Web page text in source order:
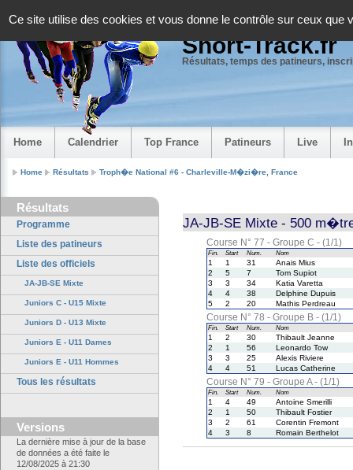
Ce site utilise des cookies et vous donne le contrôle sur ceux que
Short-Track.fr
Résultats, temps des patineurs,
Home Calendrier Top France Patineurs Live
Home Résultats Troph�e National #6 - Charleville-M�zi�re, France
Résultats
Programme
Liste des patineurs
Liste des officiels
JA-JB-SE Mixte
Juniors C - U15 Mixte
Juniors D - U13 Mixte
Juniors E - U11 Dames
Juniors E - U11 Hommes
Tous les résultats
Versions
La dernière mise à jour de la base
de données a été faite le
12/08/2025 à 21:30
JA-JB-SE Mixte - 500
Course N° 77 - Groupe C - (1/1)
Fin. Start Num. Nom
1 1 31
Anais Mius
2
5 7
Tom Supiot
3
3 34
Katia Varetta
4
4 38
Delphine Dupuis
5
2 20 Mathis Perdreau
Course N° 78 - Groupe B - (1/1)
Fin. Start Num. Nom
1 2 30
Thibault Jeanne
2
1 56
Leonardo Tow
3
3 25
Alexis Riviere
4
4 51 Lucas Catherine
Course N° 79 - Groupe A - (1/1)
Fin. Start Num. Nom
1 4 49
Antoine Smerilli
2
1 50
Thibault Fostier
3
2 61
Corentin Fremont
4
3 8 Romain Berthelot